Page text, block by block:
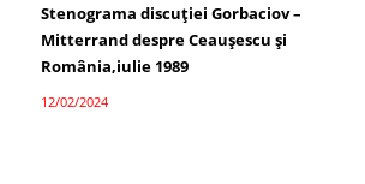
Stenograma discuției Gorbaciov –
Mitterrand despre Ceaușescu și
România,iulie 1989
12/02/2024